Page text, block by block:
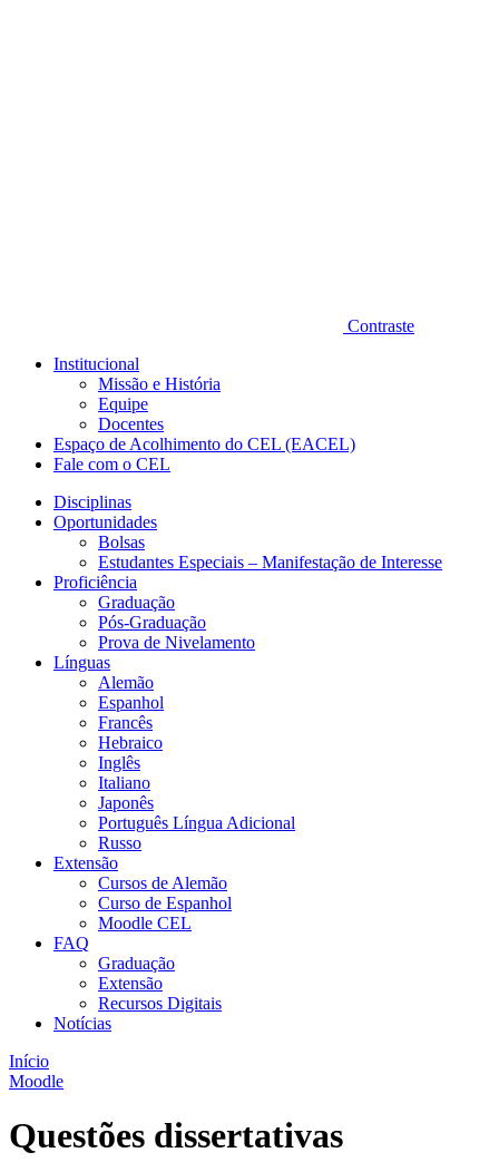
Contraste
Institucional
Missão e História
Equipe
Docentes
Espaço de Acolhimento do CEL (EACEL)
Fale com o CEL
Disciplinas
Oportunidades
Bolsas
Estudantes Especiais – Manifestação de Interesse
Proficiência
Graduação
Pós-Graduação
Prova de Nivelamento
Línguas
Alemão
Espanhol
Francês
Hebraico
Inglês
Italiano
Japonês
Português Língua Adicional
Russo
Extensão
Cursos de Alemão
Curso de Espanhol
Moodle CEL
FAQ
Graduação
Extensão
Recursos Digitais
Notícias
Início
Moodle
Questões dissertativas